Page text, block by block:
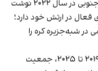
رویترز به نقل از برآورد وزارت دفاع کره‌جنوبی در سال ۲۰۲۲ نوشت
میلیون نیروی فعال در ارتش خود دارد؛
در شبه‌جزیره کره را
طبق داده‌های دولتی، بین سال‌های ۲۰۱۹ تا ۲۰۲۵، جمعیت